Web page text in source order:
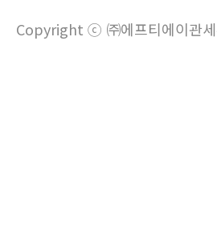
Copyright ⓒ ㈜에프티에이관